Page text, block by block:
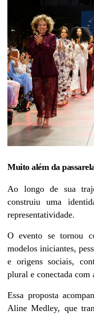
Muito além da
Ao longo de sua
construiu uma
representatividade.
O evento se tornou
modelos iniciantes,
e origens sociais,
plural e conectada com
Essa proposta
Aline Medley, que